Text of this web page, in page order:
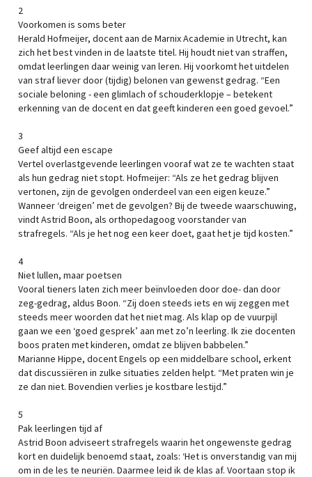
2
Voorkomen is soms beter
Herald Hofmeijer, docent aan de Marnix Academie in Utrecht, kan
zich het best vinden in de laatste titel. Hij houdt niet van straffen,
omdat leerlingen daar weinig van leren. Hij voorkomt het uitdelen
van straf liever door (tijdig) belonen van gewenst gedrag. “Een
sociale beloning - een glimlach of schouderklopje – betekent
erkenning van de docent en dat geeft kinderen een goed gevoel.”
3
Geef altijd een escape
Vertel overlastgevende leerlingen vooraf wat ze te wachten staat
als hun gedrag niet stopt. Hofmeijer: “Als ze het gedrag blijven
vertonen, zijn de gevolgen onderdeel van een eigen keuze.”
Wanneer ‘dreigen’ met de gevolgen? Bij de tweede waarschuwing,
vindt Astrid Boon, als orthopedagoog voorstander van
strafregels. “Als je het nog een keer doet, gaat het je tijd kosten.”
4
Niet lullen, maar poetsen
Vooral tieners laten zich meer beïnvloeden door doe- dan door
zeg-gedrag, aldus Boon. “Zij doen steeds iets en wij zeggen met
steeds meer woorden dat het niet mag. Als klap op de vuurpijl
gaan we een ‘goed gesprek’ aan met zo’n leerling. Ik zie docenten
boos praten met kinderen, omdat ze blijven babbelen.”
Marianne Hippe, docent Engels op een middelbare school, erkent
dat discussiëren in zulke situaties zelden helpt. “Met praten win je
ze dan niet. Bovendien verlies je kostbare lestijd.”
5
Pak leerlingen tijd af
Astrid Boon adviseert strafregels waarin het ongewenste gedrag
kort en duidelijk benoemd staat, zoals: ‘Het is onverstandig van mij
om in de les te neuriën. Daarmee leid ik de klas af. Voortaan stop ik